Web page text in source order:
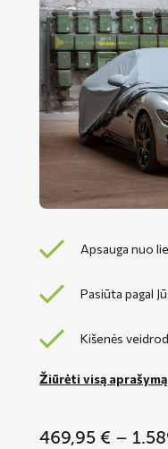
Apsauga nuo
Pasiūta pagal
Kišenės
Žiūrėti visą aprašymą
469,95 € –